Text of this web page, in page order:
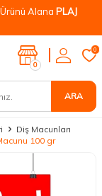
Alana PLAJ
ARA
0
0
Diş Macunları
100 gr